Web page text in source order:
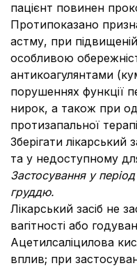
пацієнт повинен
Протипоказано
астму, при
особливою
антикоагулянтами
порушеннях функції
нирок, а також при
протизапальної
Зберігати лікарський
та у недоступному
Застосування у
груддю.
Лікарський засіб не
вагітності або
Ацетилсаліцилова
вплив; при